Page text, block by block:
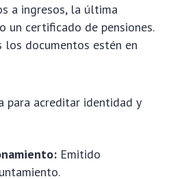
a ingresos, la última
un certificado de pensiones.
los documentos estén en
para acreditar identidad y
Emitido